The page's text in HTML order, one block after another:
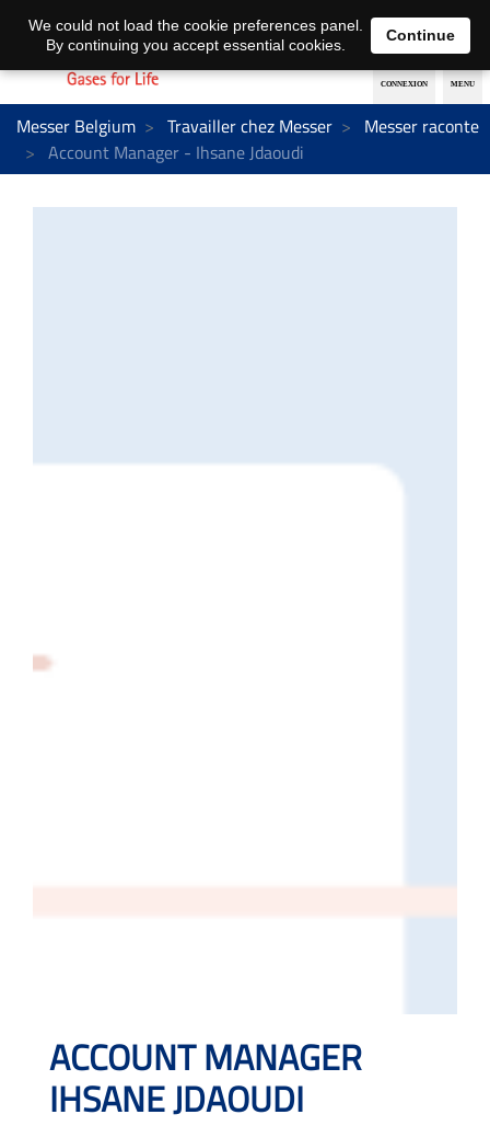
Nederlands français
Messer Belgium Travailler chez Messer
Messer raconte
Account Manager - Ihsane Jdaoudi
ACCOUNT MANAGER
IHSANE JDAOUDI
We could not load the cookie preferences panel.
By continuing you accept essential cookies.
Continue